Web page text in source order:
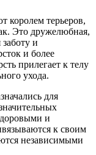
королем терьеров,
Это дружелюбная,
и
и более
прилегает к телу
ухода.
для
и
к своим
независимыми